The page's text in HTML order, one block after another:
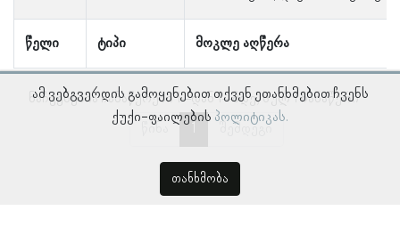
წელი ტიპი მოკლე აღწერა
ნაჩვენებია ჩანაწერები 1–დან 1–მდე, სულ 1 ჩანაწერი
წინა
შემდეგი
ამ ვებგვერდის გამოყენებით თქვენ ეთანხმებით ჩვენს
ქუქი-ფაილების პოლიტიკას.
თანხმობა